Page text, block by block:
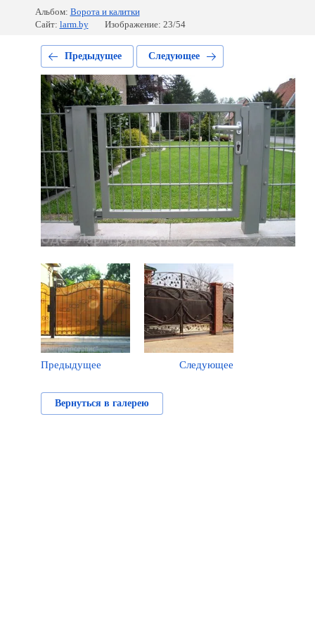
Альбом: Ворота и калитки
Сайт: larm.by Изображение: 23/54
Предыдущее Следующее
Предыдущее Следующее
Вернуться в галерею